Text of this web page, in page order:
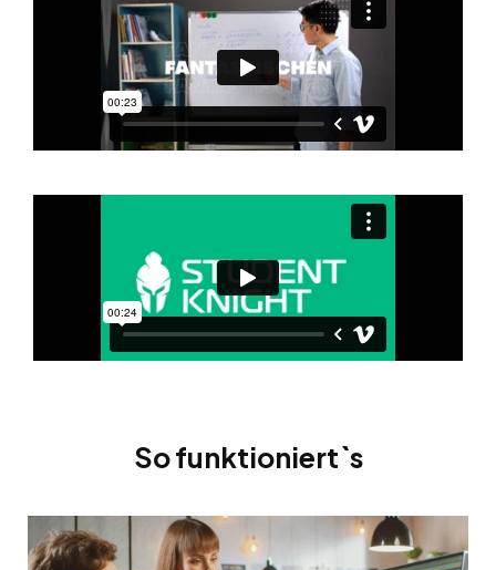
So funktioniert`s